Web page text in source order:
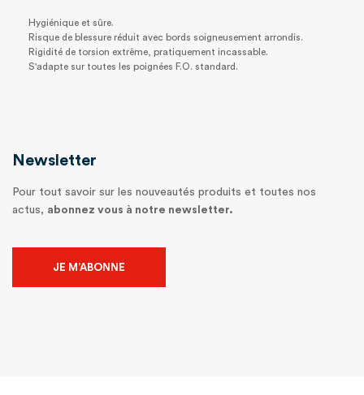
Hygiénique et sûre.
Risque de blessure réduit avec bords soigneusement arrondis.
Rigidité de torsion extrême, pratiquement incassable.
S'adapte sur toutes les poignées F.O. standard.
Newsletter
Pour tout savoir sur les nouveautés produits et toutes nos
actus, abonnez vous à notre newsletter.
JE M’ABONNE